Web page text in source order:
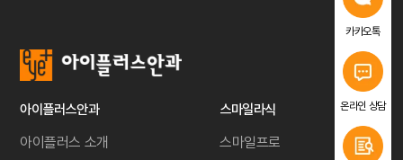
카카오톡
온라인 상담
아이플러스안과
아이플러스 소개
스마일라식
스마일프로